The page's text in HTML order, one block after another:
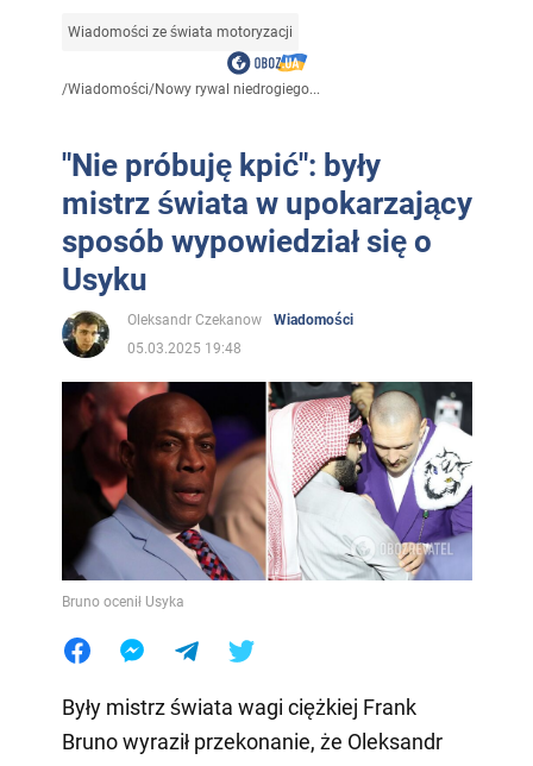
Wiadomości ze świata motoryzacji
/Wiadomości/Nowy rywal niedrogiego...
"Nie próbuję kpić": były
mistrz świata w upokarzający
sposób wypowiedział się o
Usyku
Oleksandr Czekanow
Wiadomości
05.03.2025 19:48
Bruno ocenił Usyka
Były mistrz świata wagi ciężkiej Frank
Bruno wyraził przekonanie, że Oleksandr